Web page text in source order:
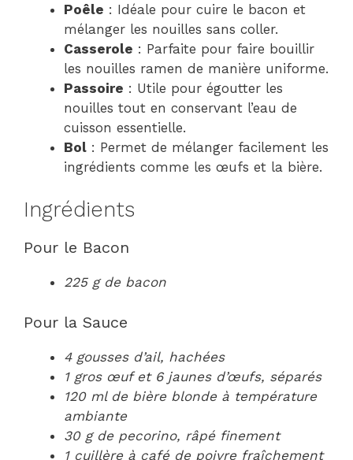
Poêle : Idéale pour cuire le bacon et
mélanger les nouilles sans coller.
Casserole : Parfaite pour faire bouillir
les nouilles ramen de manière uniforme.
Passoire : Utile pour égoutter les
nouilles tout en conservant l’eau de
cuisson essentielle.
Bol : Permet de mélanger facilement les
ingrédients comme les œufs et la bière.
Ingrédients
Pour le Bacon
225 g de bacon
Pour la Sauce
4 gousses d’ail, hachées
1 gros œuf et 6 jaunes d’œufs, séparés
120 ml de bière blonde à température
ambiante
30 g de pecorino, râpé finement
1 cuillère à café de poivre fraîchement